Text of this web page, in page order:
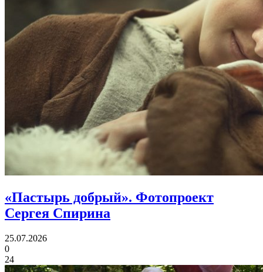
«Пастырь добрый». Фотопроект
Сергея Спирина
25.07.2026
0
24